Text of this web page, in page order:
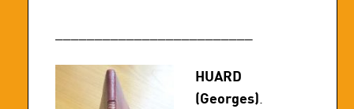
HUARD
(Georges).